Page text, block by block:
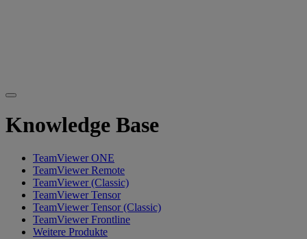
Knowledge Base
TeamViewer ONE
TeamViewer Remote
TeamViewer (Classic)
TeamViewer Tensor
TeamViewer Tensor (Classic)
TeamViewer Frontline
Weitere Produkte